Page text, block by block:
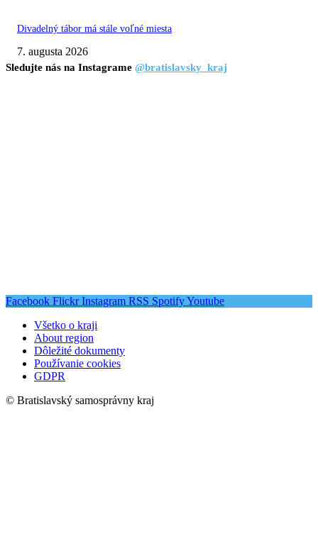
Divadelný tábor má stále voľné miesta
7. augusta 2026
Sledujte nás na Instagrame @bratislavsky_kraj
Facebook Flickr Instagram RSS SpotifyYoutube
Všetko o kraji
About region
Dôležité dokumenty
Používanie cookies
GDPR
© Bratislavský samosprávny kraj